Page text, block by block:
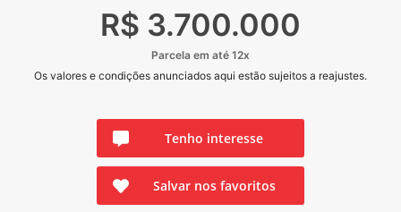
R$ 3.700.000
Parcela em até 12x
Os valores e condições anunciados aqui estão sujeitos a reajustes.
Tenho interesse
Salvar nos favoritos